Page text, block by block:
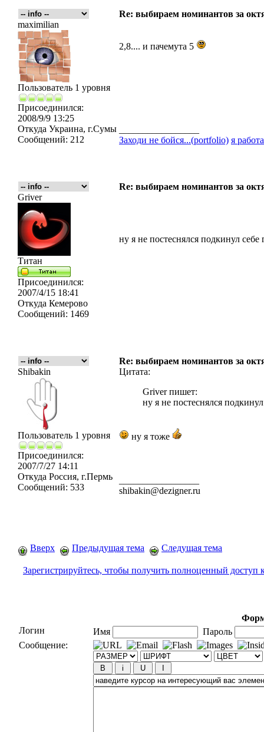
Re: выбираем номинантов за
maximilian
Пользователь 1 уровня
Присоединился:
2008/9/9 13:25
Откуда Украина, г.Сумы
Сообщений: 212
2,8.... и пачемута 5
Заходи не бойся...(portfolio) я
Re: выбираем номинантов за
Griver
Титан
Присоединился:
2007/4/15 18:41
Откуда Кемерово
Сообщений: 1469
ну я не постеснялся подкинул себе
Re: выбираем номинантов за
Shibakin
Пользователь 1 уровня
Присоединился:
2007/7/27 14:11
Откуда Россия, г.Пермь
Сообщений: 533
Цитата:
Griver пишет:
ну я не постеснялся
ну я тоже
shibakin@dezigner.ru
Вверх Предыдущая тема Следущая тема
Зарегистрируйтесь, чтобы получить полноценный доступ
Логин
Имя
Пароль
Сообщение: